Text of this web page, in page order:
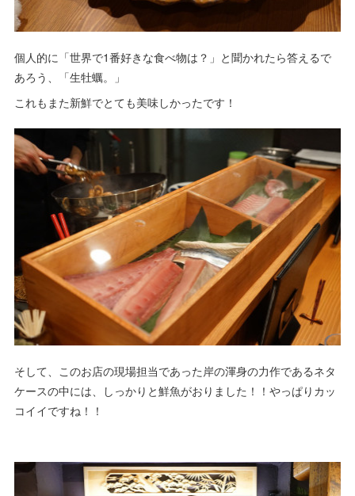
個人的に「世界で1番好きな食べ物は？」と聞かれたら答えるで
あろう、「生牡蠣。」
これもまた新鮮でとても美味しかったです！
そして、このお店の現場担当であった岸の渾身の力作であるネタ
ケースの中には、しっかりと鮮魚がおりました！！やっぱりカッ
コイイですね！！